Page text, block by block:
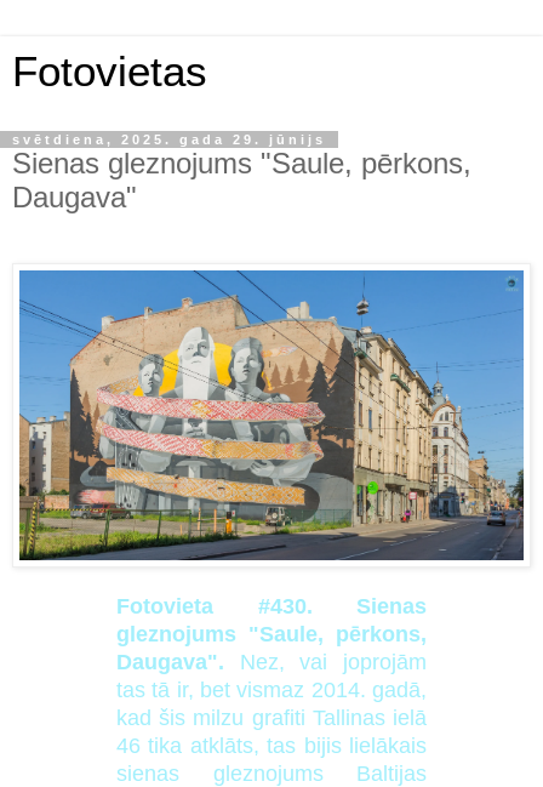
Fotovietas
svētdiena, 2025. gada 29. jūnijs
Sienas gleznojums "Saule, pērkons,
Daugava"
Fotovieta #430. Sienas
gleznojums "Saule, pērkons,
Daugava". Nez, vai joprojām
tas tā ir, bet vismaz 2014. gadā,
kad šis milzu grafiti Tallinas ielā
46 tika atklāts, tas bijis lielākais
sienas gleznojums Baltijas